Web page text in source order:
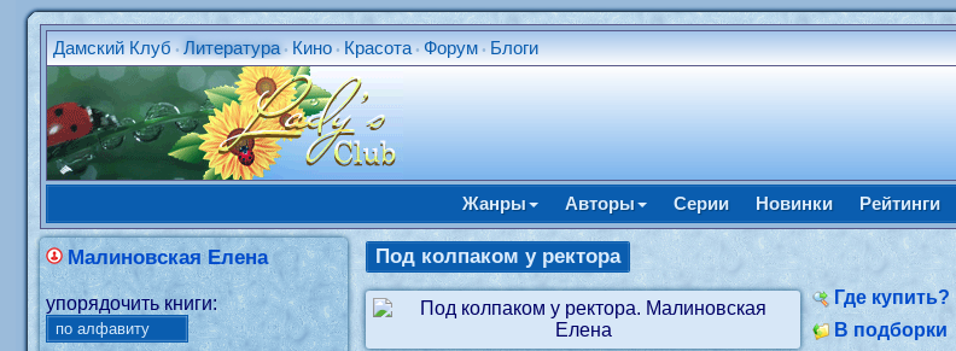
Дамский Клуб •Литература • Кино • Красота •Форум • Блоги
Жанры Авторы Серии Новинки Рейтинги
Малиновская Елена
упорядочить книги:
Под колпаком у ректора
Где купить?
В подборки